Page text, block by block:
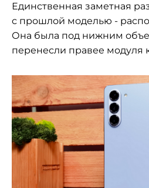
Единственная заметная
с прошлой моделью -
Она была под нижним
перенесли правее модуля